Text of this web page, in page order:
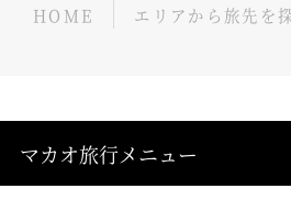
HOME エリアから旅先を
マカオ旅行メニュー